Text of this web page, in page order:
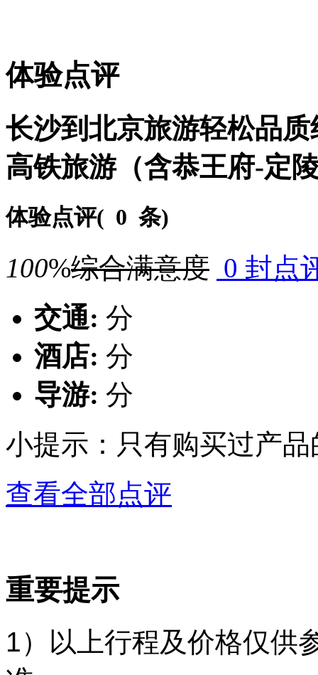
体验点评
长沙到北京旅游轻松品
高铁旅游（含恭王府-定
体验点评( 0 条)
100%综合满意度 0 封点
交通: 分
酒店: 分
导游: 分
小提示：只有购买过产
查看全部点评
重要提示
1）以上行程及价格仅供